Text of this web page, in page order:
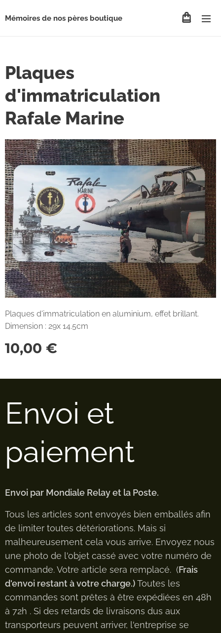
Mémoires de nos pères boutique
Plaques
d'immatriculation
Rafale Marine
Plaques d'immatriculation en aluminium, effet brillant.
Dimension : 29x 14.5cm
10,00 €
Envoi et
paiement
Envoi par Mondiale Relay et la Poste.
Tous les articles sont envoyés bien emballés afin
de limiter toutes détériorations. Mais si
malheureusement cela vous arrive. Envoyez nous
une photo de l'objet cassé avec votre numéro de
commande. Votre article sera remplacé. (Frais
d'envoi restant à votre charge.)Toutes les
commandes sont prêtes à être expédiées en 48h
à 72h . Si des retards de livraisons dus aux
transporteurs peuvent arriver, l'entreprise se